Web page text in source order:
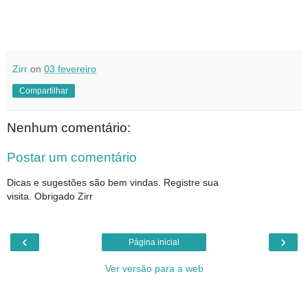
Zirr on 03 fevereiro
Compartilhar
Nenhum comentário:
Postar um comentário
Dicas e sugestões são bem vindas. Registre sua
visita. Obrigado Zirr
‹ ›
Página inicial
Ver versão para a web